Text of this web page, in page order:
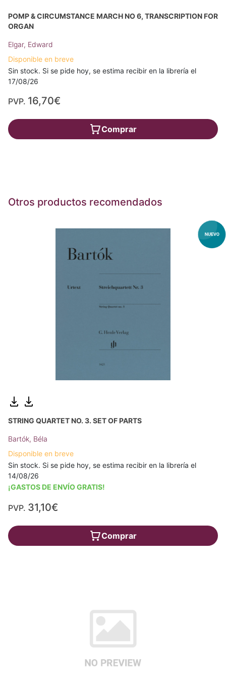
POMP & CIRCUMSTANCE MARCH NO 6, TRANSCRIPTION FOR
ORGAN
Elgar, Edward
Disponible en breve
Sin stock. Si se pide hoy, se estima recibir en la librería el
17/08/26
PVP. 16,70€
Comprar
Otros productos recomendados
STRING QUARTET NO. 3. SET OF PARTS
Bartók, Béla
Disponible en breve
Sin stock. Si se pide hoy, se estima recibir en la librería el
14/08/26
¡GASTOS DE ENVÍO GRATIS!
PVP. 31,10€
Comprar